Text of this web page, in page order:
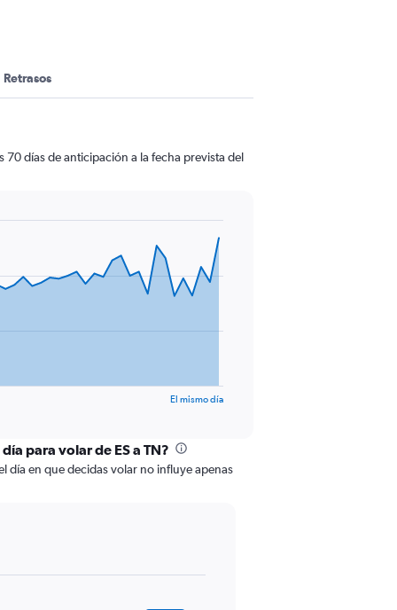
Retrasos
70 días de anticipación a la fecha prevista del
El mismo día
para volar de ES a TN?
día en que decidas volar no influye apenas